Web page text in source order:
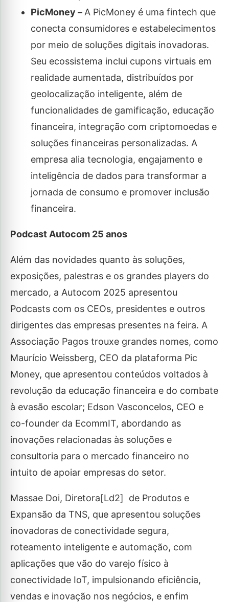
PicMoney – A PicMoney é uma fintech que
conecta consumidores e estabelecimentos
por meio de soluções digitais inovadoras.
Seu ecossistema inclui cupons virtuais em
realidade aumentada, distribuídos por
geolocalização inteligente, além de
funcionalidades de gamificação, educação
financeira, integração com criptomoedas e
soluções financeiras personalizadas. A
empresa alia tecnologia, engajamento e
inteligência de dados para transformar a
jornada de consumo e promover inclusão
financeira.
Podcast Autocom 25 anos
Além das novidades quanto às soluções,
exposições, palestras e os grandes players do
mercado, a Autocom 2025 apresentou
Podcasts com os CEOs, presidentes e outros
dirigentes das empresas presentes na feira. A
Associação Pagos trouxe grandes nomes, como
Maurício Weissberg, CEO da plataforma Pic
Money, que apresentou conteúdos voltados à
revolução da educação financeira e do combate
à evasão escolar; Edson Vasconcelos, CEO e
co-founder da EcommIT, abordando as
inovações relacionadas às soluções e
consultoria para o mercado financeiro no
intuito de apoiar empresas do setor.
Massae Doi, Diretora[Ld2] de Produtos e
Expansão da TNS, que apresentou soluções
inovadoras de conectividade segura,
roteamento inteligente e automação, com
aplicações que vão do varejo físico à
conectividade IoT, impulsionando eficiência,
vendas e inovação nos negócios, e enfim